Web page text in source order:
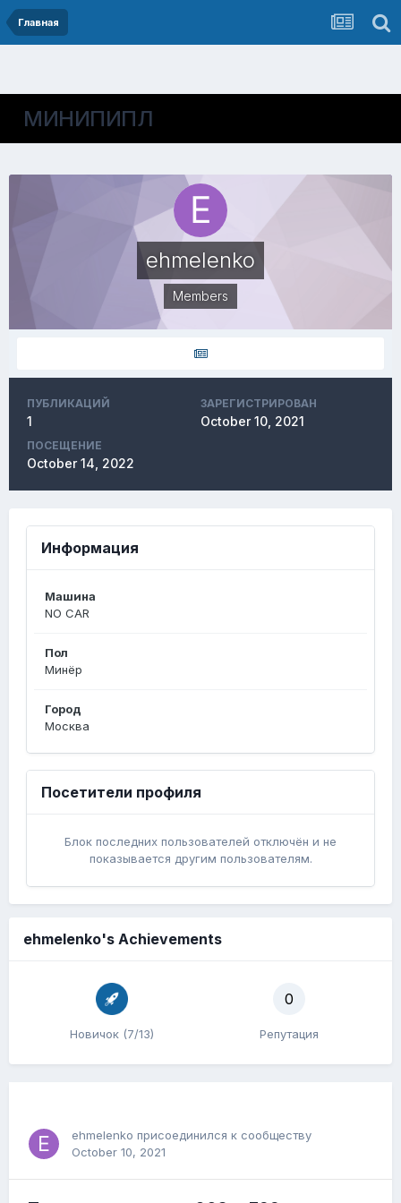
Главная
МИНИПИПЛ
ehmelenko
Members
ПУБЛИКАЦИЙ
1
ЗАРЕГИСТРИРОВАН
October 10, 2021
ПОСЕЩЕНИЕ
October 14, 2022
Информация
Машина
NO CAR
Пол
Минёр
Город
Москва
Посетители профиля
Блок последних пользователей отключён и не
показывается другим пользователям.
ehmelenko's Achievements
Новичок (7/13)
0
Репутация
ehmelenko присоединился к сообществу
October 10, 2021